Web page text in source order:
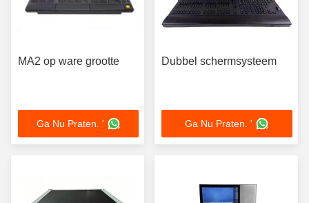
MA2 op ware grootte
Ga Nu Praten. '
Dubbel schermsysteem
Ga Nu Praten. '